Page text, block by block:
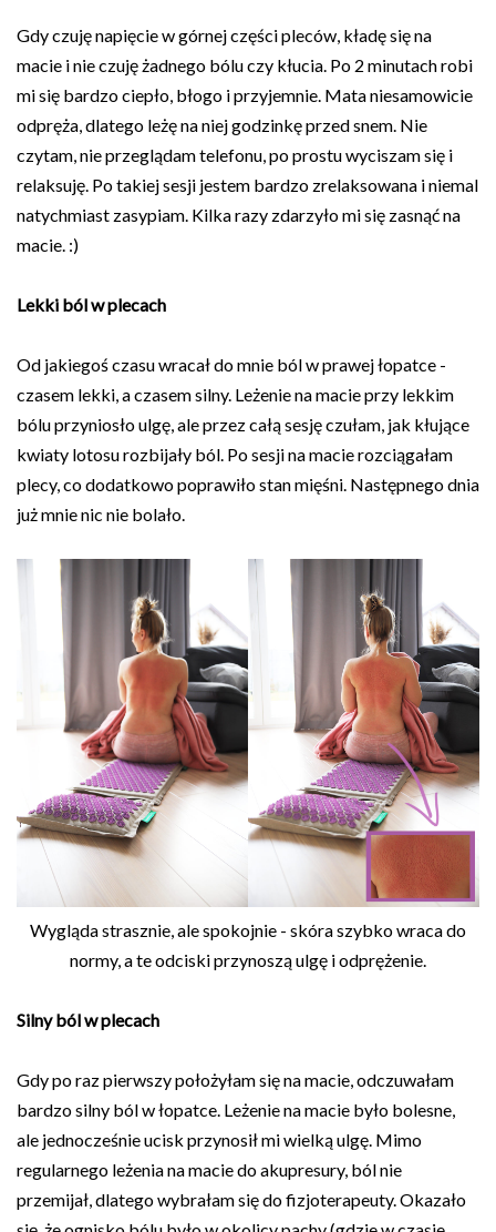
Gdy czuję napięcie w górnej części pleców, kładę się na
macie i nie czuję żadnego bólu czy kłucia. Po 2 minutach robi
mi się bardzo ciepło, błogo i przyjemnie. Mata niesamowicie
odpręża, dlatego leżę na niej godzinkę przed snem. Nie
czytam, nie przeglądam telefonu, po prostu wyciszam się i
relaksuję. Po takiej sesji jestem bardzo zrelaksowana i niemal
natychmiast zasypiam. Kilka razy zdarzyło mi się zasnąć na
macie. :)
Lekki ból w plecach
Od jakiegoś czasu wracał do mnie ból w prawej łopatce -
czasem lekki, a czasem silny. Leżenie na macie przy lekkim
bólu przyniosło ulgę, ale przez całą sesję czułam, jak kłujące
kwiaty lotosu rozbijały ból. Po sesji na macie rozciągałam
plecy, co dodatkowo poprawiło stan mięśni. Następnego dnia
już mnie nic nie bolało.
Wygląda strasznie, ale spokojnie - skóra szybko wraca do
normy, a te odciski przynoszą ulgę i odprężenie.
Silny ból w plecach
Gdy po raz pierwszy położyłam się na macie, odczuwałam
bardzo silny ból w łopatce. Leżenie na macie było bolesne,
ale jednocześnie ucisk przynosił mi wielką ulgę. Mimo
regularnego leżenia na macie do akupresury, ból nie
przemijał, dlatego wybrałam się do fizjoterapeuty. Okazało